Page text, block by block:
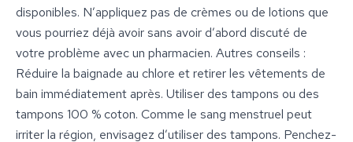
disponibles. N’appliquez pas de crèmes ou de lotions que
vous pourriez déjà avoir sans avoir d’abord discuté de
votre problème avec un pharmacien. Autres conseils :
Réduire la baignade au chlore et retirer les vêtements de
bain immédiatement après. Utiliser des tampons ou des
tampons 100 % coton. Comme le sang menstruel peut
irriter la région, envisagez d’utiliser des tampons. Penchez-